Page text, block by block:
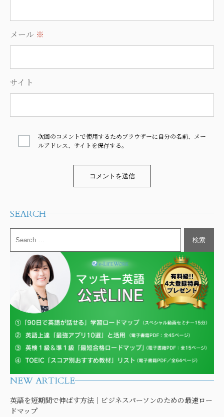
メール ※
サイト
次回のコメントで使用するためブラウザーに自分の名前、メー
ルアドレス、サイトを保存する。
SEARCH
NEW ARTICLE
英語を短期間で伸ばす方法｜ビジネスパーソンのための最速ロー
ドマップ